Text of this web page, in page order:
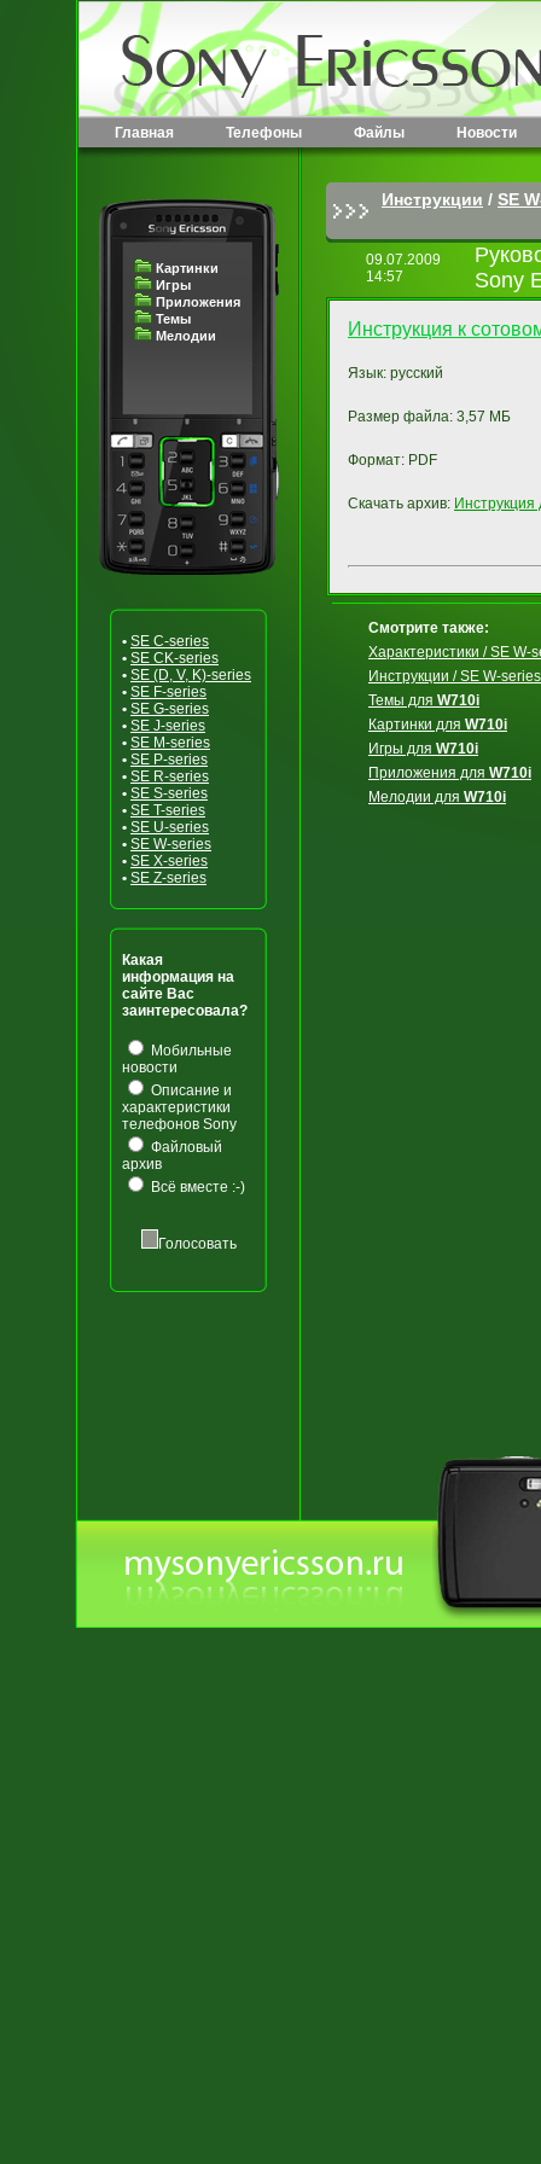
Главная Телефоны Файлы Новости
Картинки
Игры
Приложения
Темы
Мелодии
• SE C-series
• SE CK-series
• SE (D, V, K)-series
• SE F-series
• SE G-series
• SE J-series
• SE M-series
• SE P-series
• SE R-series
• SE S-series
• SE T-series
• SE U-series
• SE W-series
• SE X-series
• SE Z-series
Какая
информация на
сайте Вас
заинтересовала?
Мобильные
новости
Описание и
характеристики
телефонов Sony
Файловый
архив
Всё вместе :-)
Голосовать
Инструкции / SE
09.07.2009
14:57
Sony
Инструкция к
Язык: русский
Размер файла: 3,57 МБ
Формат: PDF
Скачать архив:
Смотрите также:
Характеристики / SE W-
Инструкции / SE W-series
Темы для W710i
Картинки для W710i
Игры для W710i
Приложения для W710i
Мелодии для W710i